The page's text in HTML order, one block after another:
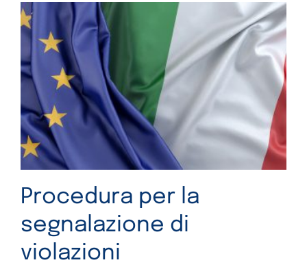
Procedura per la
segnalazione di
violazioni